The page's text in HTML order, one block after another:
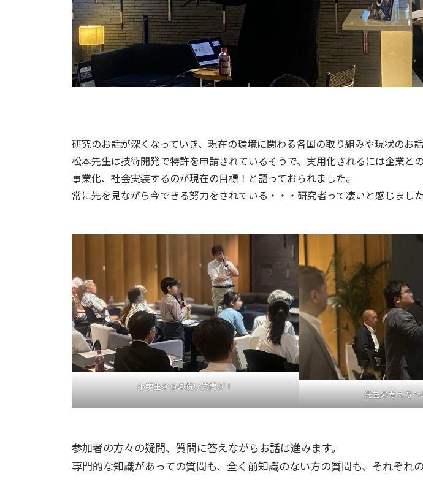
研究のお話が深くなっていき、現在の環境に関わる各国の取り組みや現状のお
松本先生は技術開発で特許を申請されているそうで、実用化されるには企業との
事業化、社会実装するのが現在の目標！と語っておられました。
常に先を見ながら今できる努力をされている・・・研究者って凄いと感じました
小学生からの鋭い質問が！
先生の考え方へ
参加者の方々の疑問、質問に答えながらお話は進みます。
専門的な知識があっての質問も、全く前知識のない方の質問も、それぞれ